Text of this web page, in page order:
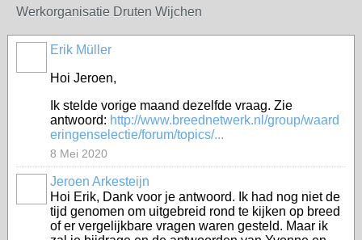
Werkorganisatie Druten Wijchen
Erik Müller
Hoi Jeroen,
Ik stelde vorige maand dezelfde vraag. Zie
antwoord: http://www.breednetwerk.nl/group/waard
eringenselectie/forum/topics/...
8 Mei 2020
Jeroen Arkesteijn
Hoi Erik, Dank voor je antwoord. Ik had nog niet de
tijd genomen om uitgebreid rond te kijken op breed
of er vergelijkbare vragen waren gesteld. Maar ik